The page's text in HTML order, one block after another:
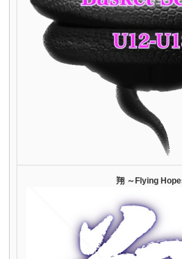
翔 ～Flying